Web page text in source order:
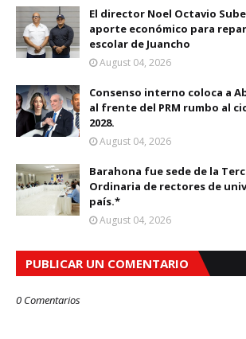
El director Noel Octavio
aporte económico para
escolar de Juancho
August 04, 2026
Consenso interno coloca a
al frente del PRM rumbo al
2028.
August 04, 2026
Barahona fue sede de la
Ordinaria de rectores de
país.*
August 04, 2026
PUBLICAR UN COMENTARIO
0 Comentarios